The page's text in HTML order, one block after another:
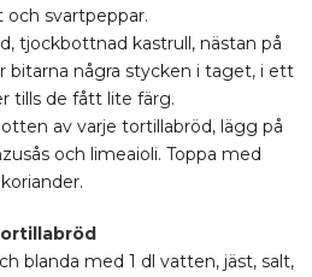
och svartpeppar.
tjockbottnad kastrull, nästan på
bitarna några stycken i taget, i ett
tills de fått lite färg.
av varje tortillabröd, lägg på
och limeaioli. Toppa med
koriander.
blanda med 1 dl vatten, jäst, salt,